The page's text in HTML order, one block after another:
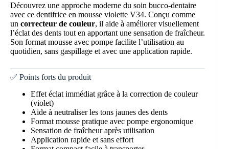
Découvrez une approche moderne du soin bucco-dentaire
avec ce dentifrice en mousse violette V34. Conçu comme
un correcteur de couleur, il aide à améliorer visuellement
l’éclat des dents tout en apportant une sensation de fraîcheur.
Son format mousse avec pompe facilite l’utilisation au
quotidien, sans gaspillage et avec une application rapide.
✅ Points forts du produit
Effet éclat immédiat grâce à la correction de couleur
(violet)
Aide à neutraliser les tons jaunes des dents
Format mousse pratique avec pompe ergonomique
Sensation de fraîcheur après utilisation
Application rapide et sans effort